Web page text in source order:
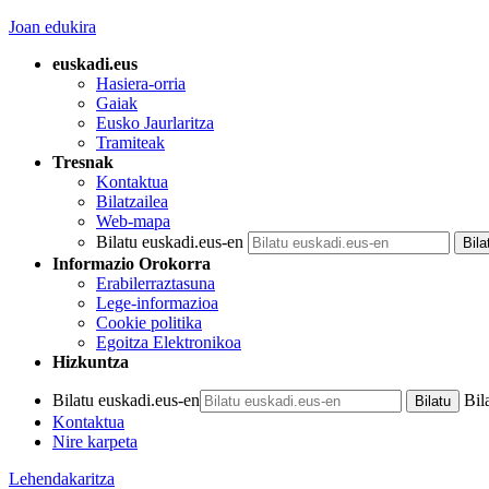
Joan edukira
euskadi.eus
Hasiera-orria
Gaiak
Eusko Jaurlaritza
Tramiteak
Tresnak
Kontaktua
Bilatzailea
Web-mapa
Bilatu euskadi.eus-en
Informazio Orokorra
Erabilerraztasuna
Lege-informazioa
Cookie politika
Egoitza Elektronikoa
Hizkuntza
Bilatu euskadi.eus-en
Kontaktua
Nire karpeta
Lehendakaritza